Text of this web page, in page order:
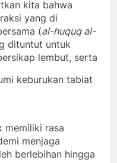
kita bahwa
yang di
(al-huquq al-
dituntut untuk
lembut, serta
keburukan tabiat
memiliki rasa
menjaga
berlebihan hingga